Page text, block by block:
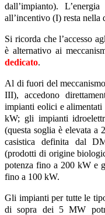
dall’impianto).
all’incentivo (I) resta
Si ricorda che l’accesso
è alternativo ai
dedicato.
Al di fuori del
III), accedono
impianti eolici e
kW; gli impianti
(questa soglia è elevata
casistica definita dal
(prodotti di origine
potenza fino a 200 kW e
fino a 100 kW.
Gli impianti per tutte le
di sopra dei 5 MW